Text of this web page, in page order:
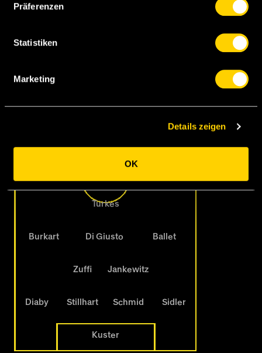
Präferenzen
Statistiken
Marketing
Details zeigen
OK
Janko
Itten Ganvoula
Turkes
Burkart Di Giusto Ballet
Zuffi Jankewitz
Diaby Stillhart Schmid Sidler
Kuster